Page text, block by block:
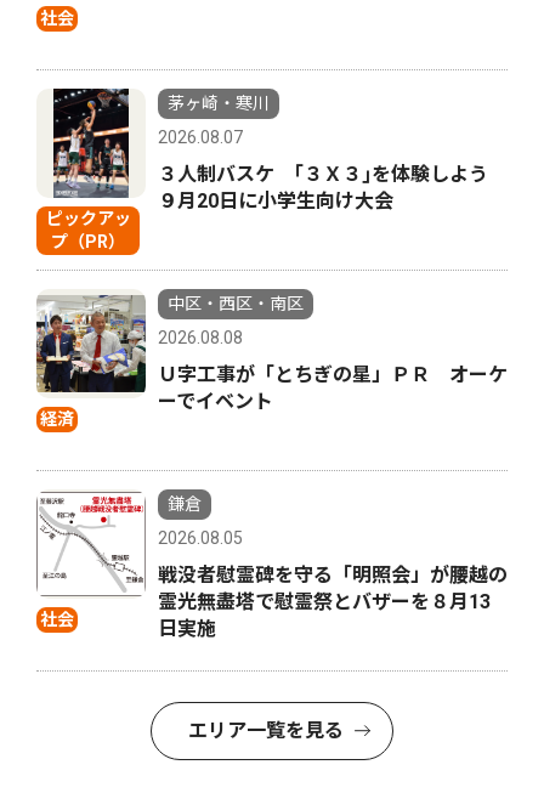
社会
ピックアッ
プ（PR）
茅ヶ崎・寒川
2026.08.07
３人制バスケ ｢３Ｘ３｣を体験しよう
９月20日に小学生向け大会
経済
中区・西区・南区
2026.08.08
Ｕ字工事が「とちぎの星」ＰＲ オーケ
ーでイベント
社会
鎌倉
2026.08.05
戦没者慰霊碑を守る「明照会」が腰越の
霊光無盡塔で慰霊祭とバザーを８月13
日実施
エリア一覧を見る